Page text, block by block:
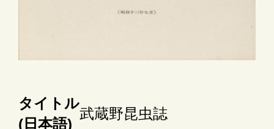
タイトル
(日本語)
武蔵野昆虫誌